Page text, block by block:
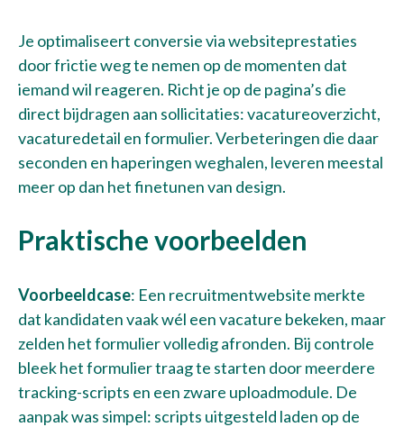
Je optimaliseert conversie via websiteprestaties
door frictie weg te nemen op de momenten dat
iemand wil reageren. Richt je op de pagina’s die
direct bijdragen aan sollicitaties: vacatureoverzicht,
vacaturedetail en formulier. Verbeteringen die daar
seconden en haperingen weghalen, leveren meestal
meer op dan het finetunen van design.
Praktische voorbeelden
Voorbeeldcase: Een recruitmentwebsite merkte
dat kandidaten vaak wél een vacature bekeken, maar
zelden het formulier volledig afronden. Bij controle
bleek het formulier traag te starten door meerdere
tracking-scripts en een zware uploadmodule. De
aanpak was simpel: scripts uitgesteld laden op de